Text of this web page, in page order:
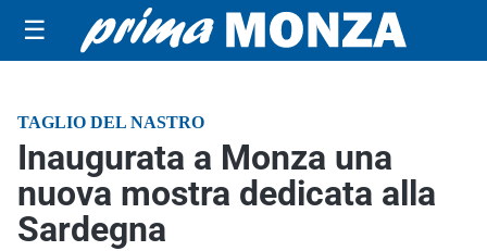
☰
TAGLIO DEL NASTRO
Inaugurata a Monza una
nuova mostra dedicata alla
Sardegna